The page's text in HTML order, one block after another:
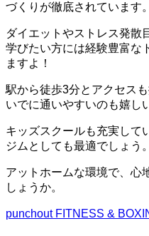
づくりが徹底されています。
ダイエットやストレス発散
学びたい方には経験豊富な
ますよ！
駅から徒歩3分とアクセス
いでに通いやすいのも嬉し
キッズスクールも充実して
ジムとしても最適でしょう。
アットホームな環境で、心
しょうか。
punchout FITNESS &